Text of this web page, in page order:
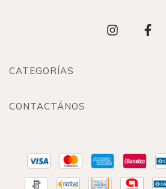
CATEGORÍAS
CONTACTÁNOS